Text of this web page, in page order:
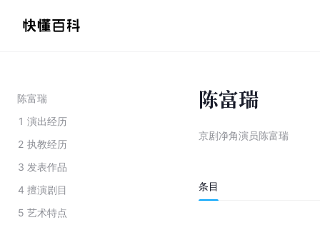
陈富瑞
1 演出经历
2 执教经历
3 发表作品
4 擅演剧目
5 艺术特点
陈富瑞
京剧净角演员陈富瑞
条目